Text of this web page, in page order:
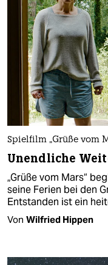
Spielfilm „Grüße vom
Unendliche
„Grüße vom Mars“
seine Ferien bei den
Entstanden ist ein
Von Wilfried Hippen